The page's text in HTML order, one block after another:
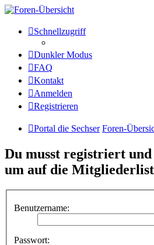
Die Sechser -
und Treffpunkt für
Anlagenmeisterei
Schnellzugriff
Dunkler Modus
FAQ
Kontakt
Anmelden
Registrieren
Portal die Sechser Foren-
Du musst registriert und
um auf die
Benutzername:
Passwort: